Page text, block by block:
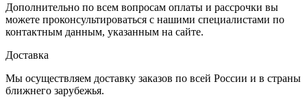
Дополнительно по всем вопросам оплаты и рассрочки вы
можете проконсультироваться с нашими специалистами по
контактным данным, указанным на сайте.
Доставка
Мы осуществляем доставку заказов по всей России и в страны
ближнего зарубежья.